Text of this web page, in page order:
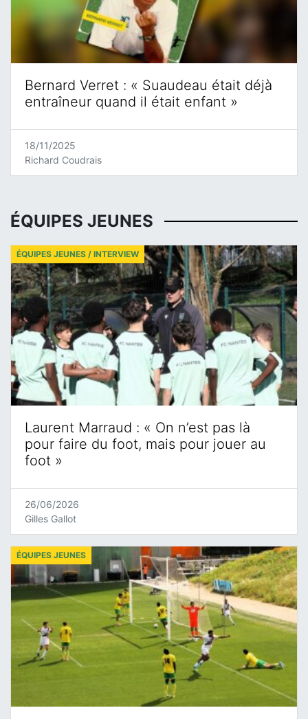
Bernard Verret : « Suaudeau était déjà
entraîneur quand il était enfant »
18/11/2025
Richard Coudrais
ÉQUIPES JEUNES
Laurent Marraud : « On n’est pas là
pour faire du foot, mais pour jouer au
foot »
ÉQUIPES JEUNES / INTERVIEW
26/06/2026
Gilles Gallot
ÉQUIPES JEUNES